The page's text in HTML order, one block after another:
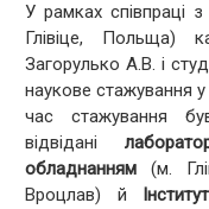
У рамках співпраці
Глівіце, Польща)
Загорулько А.В. і
наукове стажування у
час стажування
відвідані
обладнанням (м.
Вроцлав) й